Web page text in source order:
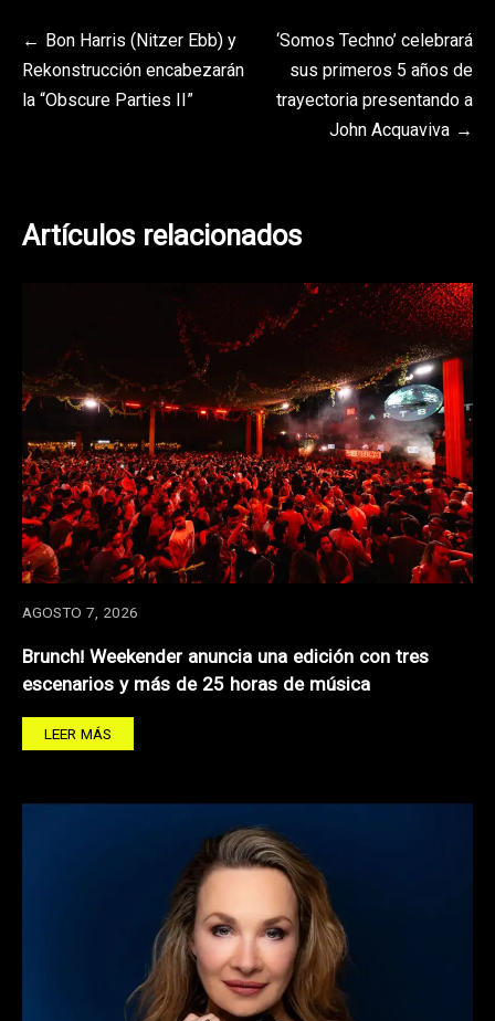
Navegación
de
Bon Harris (Nitzer Ebb) y
Rekonstrucción encabezarán
la “Obscure Parties II”
‘Somos Techno’ celebrará
sus primeros 5 años de
trayectoria presentando a
John Acquaviva
Artículos relacionados
AGOSTO 7, 2026
Brunch! Weekender anuncia una edición con tres
escenarios y más de 25 horas de música
LEER MÁS